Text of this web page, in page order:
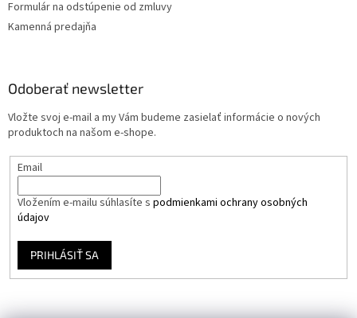
Formulár na odstúpenie od zmluvy
Kamenná predajňa
Odoberať newsletter
Vložte svoj e-mail a my Vám budeme zasielať informácie o nových
produktoch na našom e-shope.
Email
Vložením e-mailu súhlasíte s podmienkami ochrany osobných
údajov
PRIHLÁSIŤ SA